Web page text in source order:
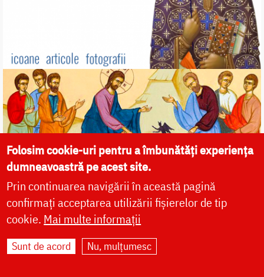
Folosim cookie-uri pentru a îmbunătăți experiența
dumneavoastră pe acest site.
Prin continuarea navigării în această pagină
confirmați acceptarea utilizării fișierelor de tip
cookie. Mai multe informații
Sunt de acord Nu, mulțumesc